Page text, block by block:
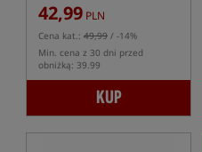
42,99 PLN
Cena kat.: 49,99 / -14%
Min. cena z 30 dni przed
obniżką: 39.99
KUP